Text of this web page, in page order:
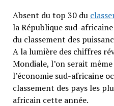
Absent du top 30 du
la République sud-
du classement des
A la lumière des chiffres
Mondiale, l’on serait
l’économie sud-africaine
classement des pays les
africain cette année.